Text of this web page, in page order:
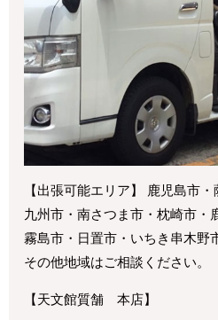
【出張可能エリア】 鹿児島市
九州市・南さつま市・枕崎市・
霧島市・日置市・いちき串木野
その他地域はご相談ください。
【天文館質舗 本店】